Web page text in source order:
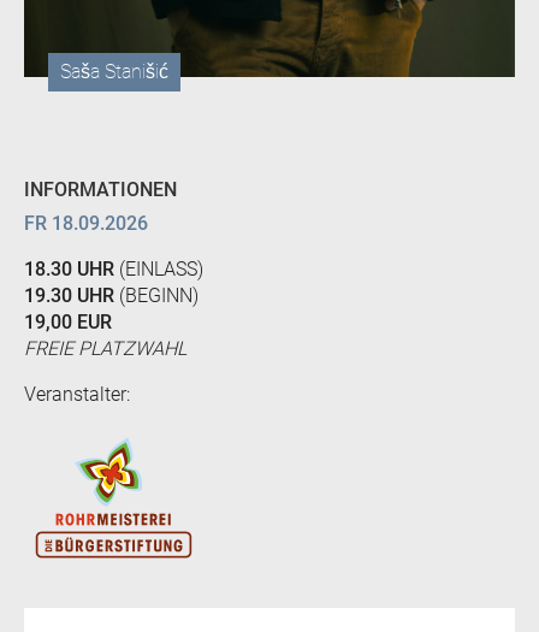
Saša Stanišić
INFORMATIONEN
FR 18.09.2026
18.30 UHR (EINLASS)
19.30 UHR (BEGINN)
19,00 EUR
FREIE PLATZWAHL
Veranstalter: